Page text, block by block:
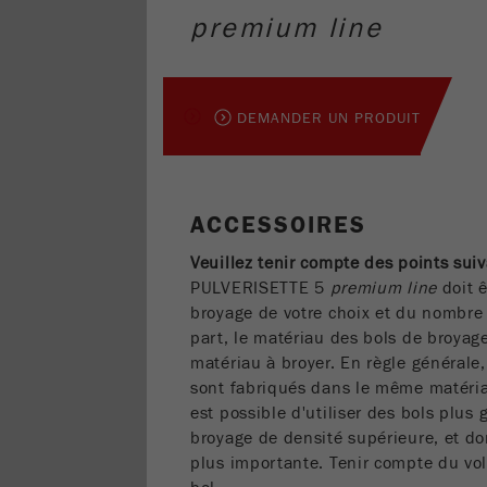
premium line
DEMANDER UN PRODUIT
ACCESSOIRES
Veuillez tenir compte des points
PULVERISETTE 5 premium linedoit
broyage de votre choix et du
part, le matériau des bols de
matériau à broyer. En règle
sont fabriqués dans le même
est possible d'utiliser des bols plus
broyage de densité supérieure, et
plus importante. Tenir compte du